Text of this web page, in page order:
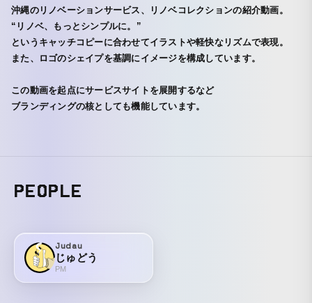
沖縄のリノベーションサービス、リノベコレクションの紹介動画。
“リノベ、もっとシンプルに。”
というキャッチコピーに合わせてイラストや軽快なリズムで表現。
また、ロゴのシェイプを基調にイメージを構成しています。
この動画を起点にサービスサイトを展開するなど
ブランディングの核としても機能しています。
PEOPLE
Judau
じゅどう
PM